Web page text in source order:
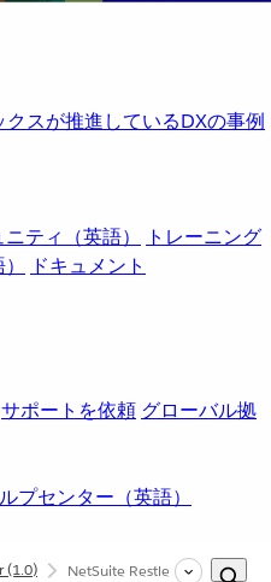
スが推進しているDXの事例
ティ（英語）
トレーニング
ドキュメント
サポートを依頼 グローバル拠
プセンター（英語）
(1.0) NetSuite Restlet Connector リ